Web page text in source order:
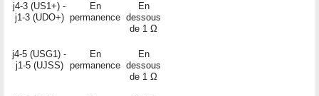
j4-3 (US1+) -
j1-3 (UDO+)
En
permanence
En
dessous
de 1 Ω
j4-5 (USG1) -
j1-5 (UJSS)
En
permanence
En
dessous
de 1 Ω